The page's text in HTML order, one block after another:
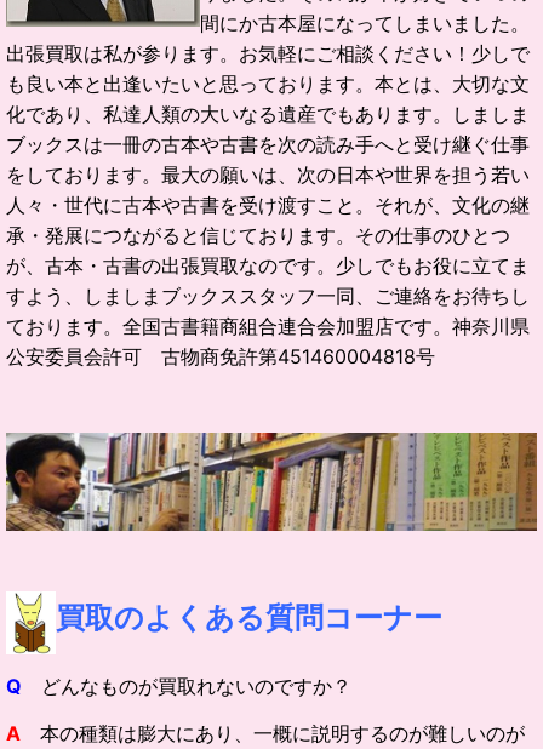
間にか古本屋になってしまいました。
出張買取は私が参ります。お気軽にご相談ください！ 少しで
も良い本と出逢いたいと思っております。 本とは、大切な文
化であり、私達人類の大いなる遺産でもあります。
しましま
ブックスは一冊の古本や古書を次の読み手へと受け継ぐ仕事
をしております。 最大の願いは、次の日本や世界を担う若い
人々・世代に古本や古書を受け渡すこと。 それが、文化の継
承・発展につながると信じております。 その仕事のひとつ
が、古本・古書の出張買取なのです。 少しでもお役に立てま
すよう、しましまブックススタッフ一同、ご連絡をお待ちし
ております。 全国古書籍商組合連合会加盟店です。 神奈川県
公安委員会許可 古物商免許第451460004818号
買取のよくある質問コーナー
Q どんなものが買取れないのですか？
A
本の種類は膨大にあり、一概に説明するのが難しいのが